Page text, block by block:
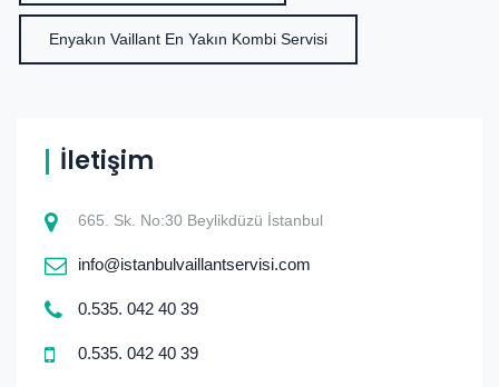
Enyakın Vaillant En Yakın Kombi Servisi
İletişim
665. Sk. No:30 Beylikdüzü İstanbul
info@istanbulvaillantservisi.com
0.535. 042 40 39
0.535. 042 40 39